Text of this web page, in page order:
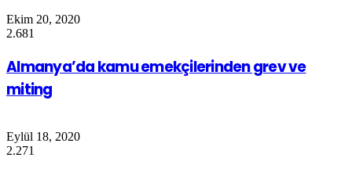
Ekim 20, 2020
2.681
Almanya’da kamu emekçilerinden grev ve
miting
Eylül 18, 2020
2.271